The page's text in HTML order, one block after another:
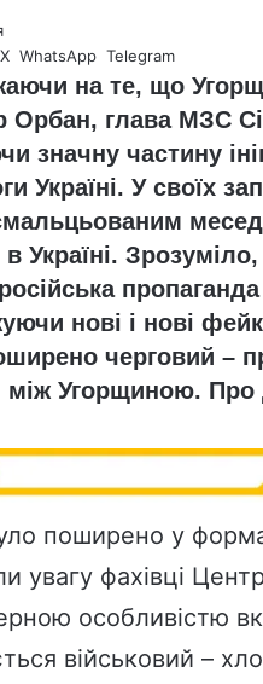
X WhatsApp Telegram
на те, що
Орбан, глава МЗС
значну частину
Україні. У своїх
в Україні.
нові і нові
черговий –
між Угорщиною. Про
поширено у
увагу фахівці
особливістю
військовий –